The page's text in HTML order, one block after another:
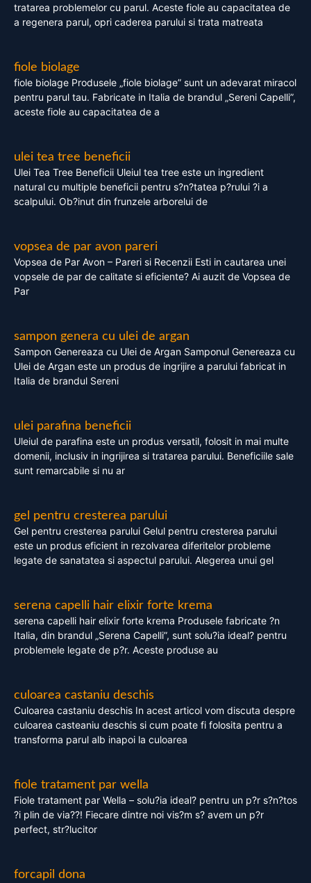
tratarea problemelor cu parul. Aceste fiole au capacitatea de
a regenera parul, opri caderea parului si trata matreata
fiole biolage
fiole biolage Produsele „fiole biolage” sunt un adevarat miracol
pentru parul tau. Fabricate in Italia de brandul „Sereni Capelli”,
aceste fiole au capacitatea de a
ulei tea tree beneficii
Ulei Tea Tree Beneficii Uleiul tea tree este un ingredient
natural cu multiple beneficii pentru s?n?tatea p?rului ?i a
scalpului. Ob?inut din frunzele arborelui de
vopsea de par avon pareri
Vopsea de Par Avon – Pareri si Recenzii Esti in cautarea unei
vopsele de par de calitate si eficiente? Ai auzit de Vopsea de
Par
sampon genera cu ulei de argan
Sampon Genereaza cu Ulei de Argan Samponul Genereaza cu
Ulei de Argan este un produs de ingrijire a parului fabricat in
Italia de brandul Sereni
ulei parafina beneficii
Uleiul de parafina este un produs versatil, folosit in mai multe
domenii, inclusiv in ingrijirea si tratarea parului. Beneficiile sale
sunt remarcabile si nu ar
gel pentru cresterea parului
Gel pentru cresterea parului Gelul pentru cresterea parului
este un produs eficient in rezolvarea diferitelor probleme
legate de sanatatea si aspectul parului. Alegerea unui gel
serena capelli hair elixir forte krema
serena capelli hair elixir forte krema Produsele fabricate ?n
Italia, din brandul „Serena Capelli”, sunt solu?ia ideal? pentru
problemele legate de p?r. Aceste produse au
culoarea castaniu deschis
Culoarea castaniu deschis In acest articol vom discuta despre
culoarea casteaniu deschis si cum poate fi folosita pentru a
transforma parul alb inapoi la culoarea
fiole tratament par wella
Fiole tratament par Wella – solu?ia ideal? pentru un p?r s?n?tos
?i plin de via??! Fiecare dintre noi vis?m s? avem un p?r
perfect, str?lucitor
forcapil dona